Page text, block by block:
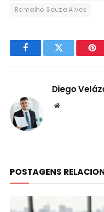
Ramalho Souza Alves
FacebookTwitter
Diego
Website
POSTAGENS